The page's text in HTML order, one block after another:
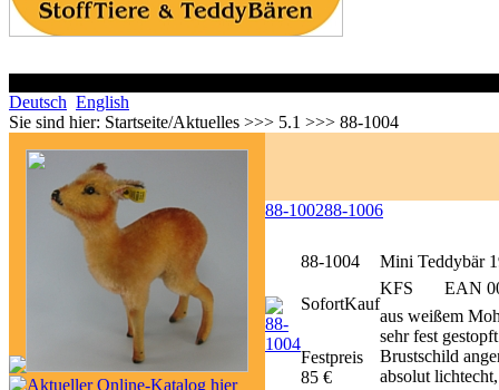
Deutsch English
Sie sind hier: Startseite/Aktuelles >>> 5.1 >>> 88-1004
88-100288-1006
88-1004
Mini Teddybär
KFS
EAN
aus weißem
sehr fest
Brustschild
absolut
SofortKauf
Festpreis
85 €